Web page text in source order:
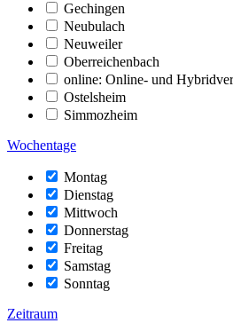
Gechingen
Neubulach
Neuweiler
Oberreichenbach
online: Online- und
Ostelsheim
Simmozheim
Wochentage
Montag
Dienstag
Mittwoch
Donnerstag
Freitag
Samstag
Sonntag
Zeitraum